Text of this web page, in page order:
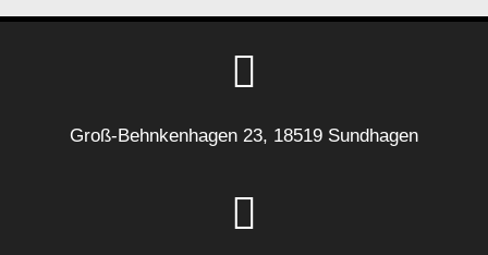
Groß-Behnkenhagen 23, 18519 Sundhagen